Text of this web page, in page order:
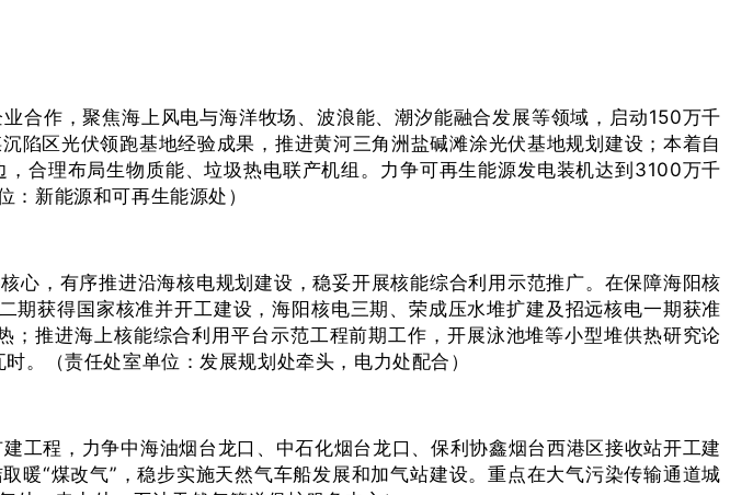
合作，聚焦海上风电与海洋牧场、波浪能、潮汐能融合发展等领域，启动150万千
区光伏领跑基地经验成果，推进黄河三角洲盐碱滩涂光伏基地规划建设；本着自
合理布局生物质能、垃圾热电联产机组。力争可再生能源发电装机达到3100万千
新能源和可再生能源处）
心，有序推进沿海核电规划建设，稳妥开展核能综合利用示范推广。在保障海阳核
获得国家核准并开工建设，海阳核电三期、荣成压水堆扩建及招远核电一期获准
推进海上核能综合利用平台示范工程前期工作，开展泳池堆等小型堆供热研究论
。（责任处室单位：发展规划处牵头，电力处配合）
工程，力争中海油烟台龙口、中石化烟台龙口、保利协鑫烟台西港区接收站开工建
“煤改气”，稳步实施天然气车船发展和加气站建设。重点在大气污染传输通道城